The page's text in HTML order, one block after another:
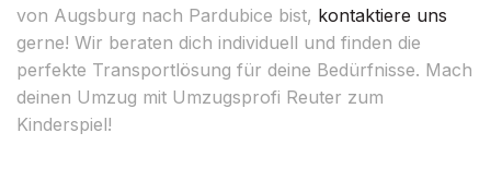
von Augsburg nach Pardubice bist, kontaktiere uns
gerne! Wir beraten dich individuell und finden die
perfekte Transportlösung für deine Bedürfnisse. Mach
deinen Umzug mit Umzugsprofi Reuter zum
Kinderspiel!